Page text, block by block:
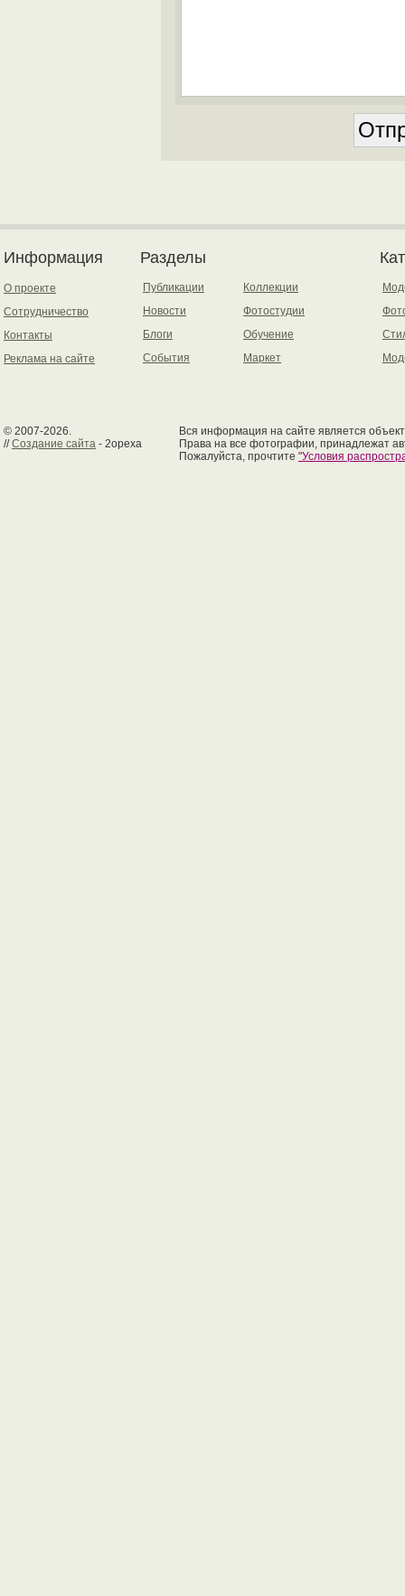
Информация
О проекте
Сотрудничество
Контакты
Реклама на сайте
Разделы
Публикации
Новости
Блоги
События
Коллекции
Фотостудии
Обучение
Маркет
© 2007-2026.
//Создание сайта - 2opexa
Вся информация на сайте является
Права на все фотографии, принадлежат
Пожалуйста, прочтите "Условия